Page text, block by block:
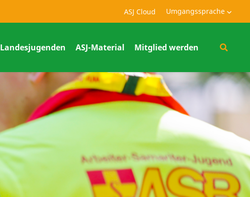
ASJ Cloud Umgangssprache
Landesjugenden ASJ-Material Mitglied werden